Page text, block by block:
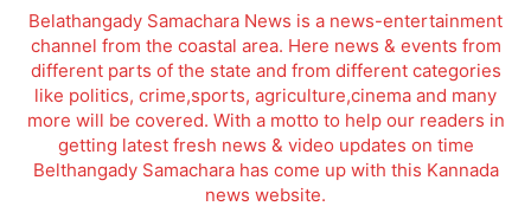
Belathangady Samachara News is a news-entertainment
channel from the coastal area. Here news & events from
different parts of the state and from different categories
like politics, crime,sports, agriculture,cinema and many
more will be covered. With a motto to help our readers in
getting latest fresh news & video updates on time
Belthangady Samachara has come up with this Kannada
news website.